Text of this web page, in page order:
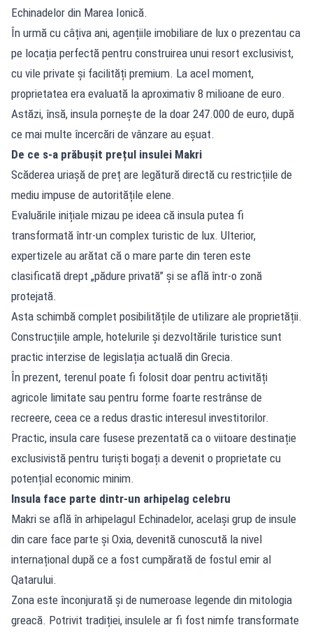
Echinadelor din Marea Ionică.
În urmă cu câțiva ani, agențiile imobiliare de lux o prezentau ca
pe locația perfectă pentru construirea unui resort exclusivist,
cu vile private și facilități premium. La acel moment,
proprietatea era evaluată la aproximativ 8 milioane de euro.
Astăzi, însă, insula pornește de la doar 247.000 de euro, după
ce mai multe încercări de vânzare au eșuat.
De ce s-a prăbușit prețul insulei Makri
Scăderea uriașă de preț are legătură directă cu restricțiile de
mediu impuse de autoritățile elene.
Evaluările inițiale mizau pe ideea că insula putea fi
transformată într-un complex turistic de lux. Ulterior,
expertizele au arătat că o mare parte din teren este
clasificată drept „pădure privată” și se află într-o zonă
protejată.
Asta schimbă complet posibilitățile de utilizare ale proprietății.
Construcțiile ample, hotelurile și dezvoltările turistice sunt
practic interzise de legislația actuală din Grecia.
În prezent, terenul poate fi folosit doar pentru activități
agricole limitate sau pentru forme foarte restrânse de
recreere, ceea ce a redus drastic interesul investitorilor.
Practic, insula care fusese prezentată ca o viitoare destinație
exclusivistă pentru turiști bogați a devenit o proprietate cu
potențial economic minim.
Insula face parte dintr-un arhipelag celebru
Makri se află în arhipelagul Echinadelor, același grup de insule
din care face parte și Oxia, devenită cunoscută la nivel
internațional după ce a fost cumpărată de fostul emir al
Qatarului.
Zona este înconjurată și de numeroase legende din mitologia
greacă. Potrivit tradiției, insulele ar fi fost nimfe transformate